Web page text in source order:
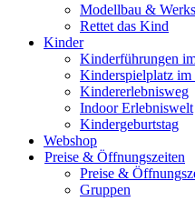
Modellbau &
Rettet das Kind
Kinder
Kinderführungen
Kinderspielplatz im
Kindererlebnisweg
Indoor Erlebniswelt
Kindergeburtstag
Webshop
Preise & Öffnungszeiten
Preise &
Gruppen